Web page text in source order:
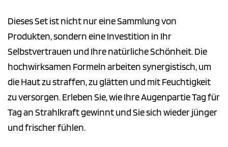
Dieses Set ist nicht nur eine Sammlung von
Produkten, sondern eine Investition in Ihr
Selbstvertrauen und Ihre natürliche Schönheit. Die
hochwirksamen Formeln arbeiten synergistisch, um
die Haut zu straffen, zu glätten und mit Feuchtigkeit
zu versorgen. Erleben Sie, wie Ihre Augenpartie Tag für
Tag an Strahlkraft gewinnt und Sie sich wieder jünger
und frischer fühlen.